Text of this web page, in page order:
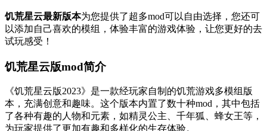
饥荒星云最新版本为您提供了超多mod可以自由选择，您还可
以添加自己喜欢的模组，体验丰富的游戏体验，让您更好的去
试玩感受！
饥荒星云版mod简介
《饥荒星云版2023》是一款经玩家自制的饥荒游戏多模组版
本，充满创意和趣味。这个版本内置了数十种mod，其中包括
了各种有趣的人物和元素，如精灵公主、千年狐、蜂女王等，
为玩家提供了更加有趣和多样化的生存体验。